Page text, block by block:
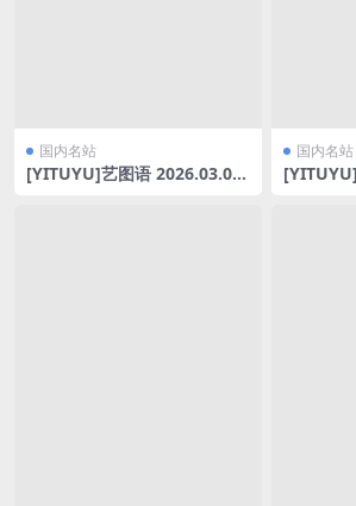
国内名站
[YITUYU]艺图语 2026.03.05
国内名站